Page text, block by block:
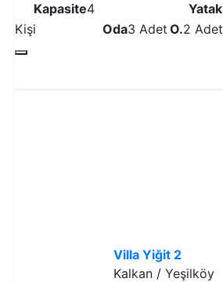
Kapasite4
Kişi
Oda3 Adet
Yatak
O.2 Adet
Villa Yiğit 2
Kalkan / Yeşilköy